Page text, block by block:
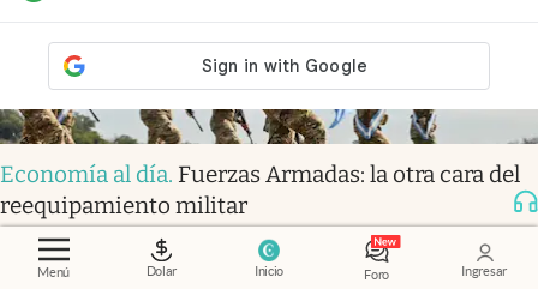
Menú Dolar Inicio Foro Ingresar
Economía al día. Fuerzas Armadas: la otra cara del
reequipamiento militar